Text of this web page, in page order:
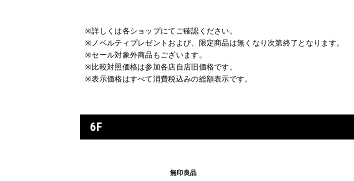
※詳しくは各ショップにてご確認ください。
※ノベルティプレゼントおよび、限定商品は無くなり次第終了となります。
※セール対象外商品もございます。
※比較対照価格は参加各店自店旧価格です。
※表示価格はすべて消費税込みの総額表示です。
6F
無印良品